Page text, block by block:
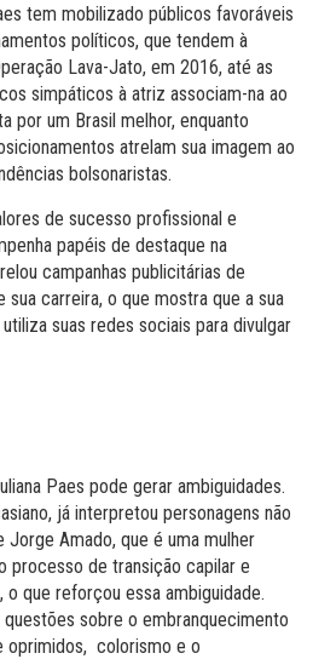
tem mobilizado públicos favoráveis
políticos, que tendem à
Lava-Jato, em 2016, até as
simpáticos à atriz associam-na ao
por um Brasil melhor, enquanto
atrelam sua imagem ao
bolsonaristas.
de sucesso profissional e
papéis de destaque na
campanhas publicitárias de
sua carreira, o que mostra que a sua
suas redes sociais para divulgar
Paes pode gerar ambiguidades.
já interpretou personagens não
Jorge Amado, que é uma mulher
processo de transição capilar e
o que reforçou essa ambiguidade.
sobre o embranquecimento
oprimidos, colorismo e o